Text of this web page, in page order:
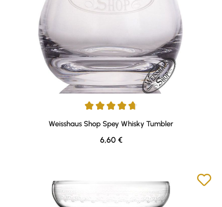
Average rating of 4.77 out of 5 stars
Weisshaus Shop Spey Whisky Tumbler
Regular price:
6,60 €